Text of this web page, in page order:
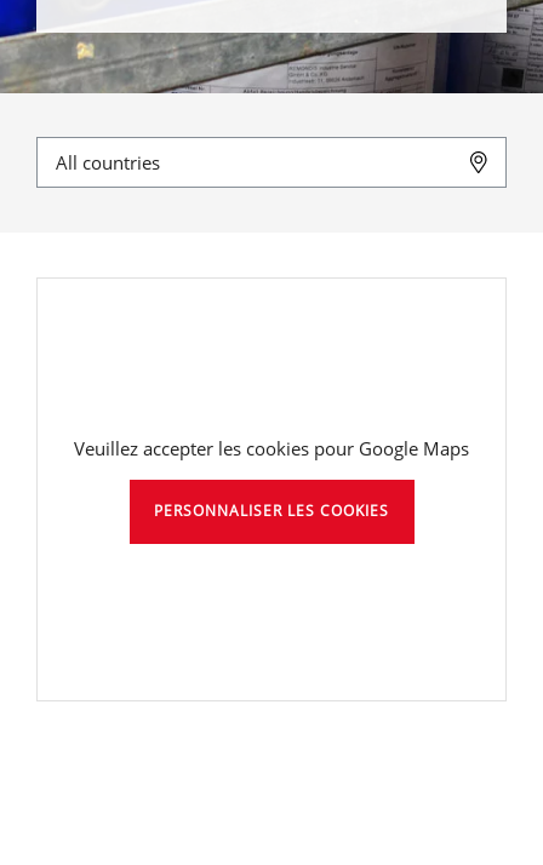
Veuillez accepter les cookies pour Google Maps
PERSONNALISER LES COOKIES